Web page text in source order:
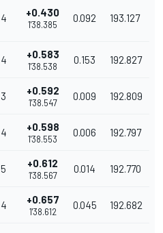
4 +0.430
1'38.385
0.092 193.127
4 +0.583
1'38.538
0.153 192.827
3 +0.592
1'38.547
0.009 192.809
4 +0.598
1'38.553
0.006 192.797
5 +0.612
1'38.567
0.014 192.770
4 +0.657
1'38.612
0.045 192.682